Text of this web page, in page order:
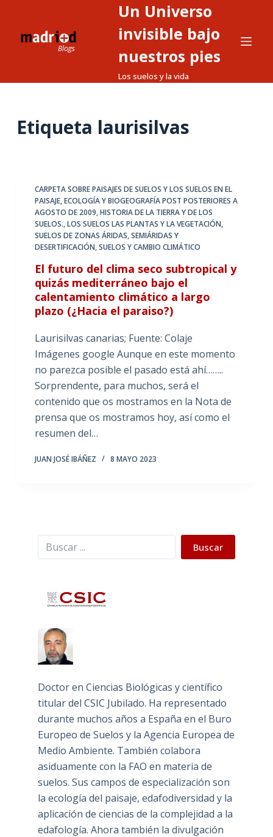
Un Universo
invisible bajo
nuestros pies
Los suelos y la vida
Etiqueta laurisilvas
CARPETA SOBRE PAISAJES DE SUELOS Y LOS SUELOS EN EL
PAISAJE,ECOLOGÍA Y BIOGEOGRAFÍA POST POSTERIORES A
AGOSTO DE 2009,HISTORIA DE LA TIERRA Y DE LOS
SUELOS.,LOS SUELOS LAS PLANTAS Y LA VEGETACIÓN,
SUELOS DE ZONAS ÁRIDAS, SEMIÁRIDAS Y
DESERTIFICACIÓN,SUELOS Y CAMBIO CLIMÁTICO
El futuro del clima seco subtropical y
quizás mediterráneo bajo el
calentamiento climático a largo
plazo (¿Hacia el paraiso?)
Laurisilvas canarias; Fuente: Colaje
Imágenes google Aunque en este momento
no parezca posible el pasado está ahí……..
Sorprendente, para muchos, será el
contenido que os mostramos en la Nota de
prensa que os mostramos hoy, así como el
resumen del…
JUAN JOSÉ IBÁÑEZ 8 MAYO 2023
Buscar Buscar
Doctor en Ciencias Biológicas y científico
titular del CSIC Jubilado. Ha representado
durante muchos años a España en el Buro
Europeo de Suelos y la Agencia Europea de
Medio Ambiente. También colabora
asiduamente con la FAO en materia de
suelos. Sus campos de especialización son
la ecología del paisaje, edafodiversidad y la
aplicación de ciencias de la complejidad a la
edafología. Ahora también la divulgación